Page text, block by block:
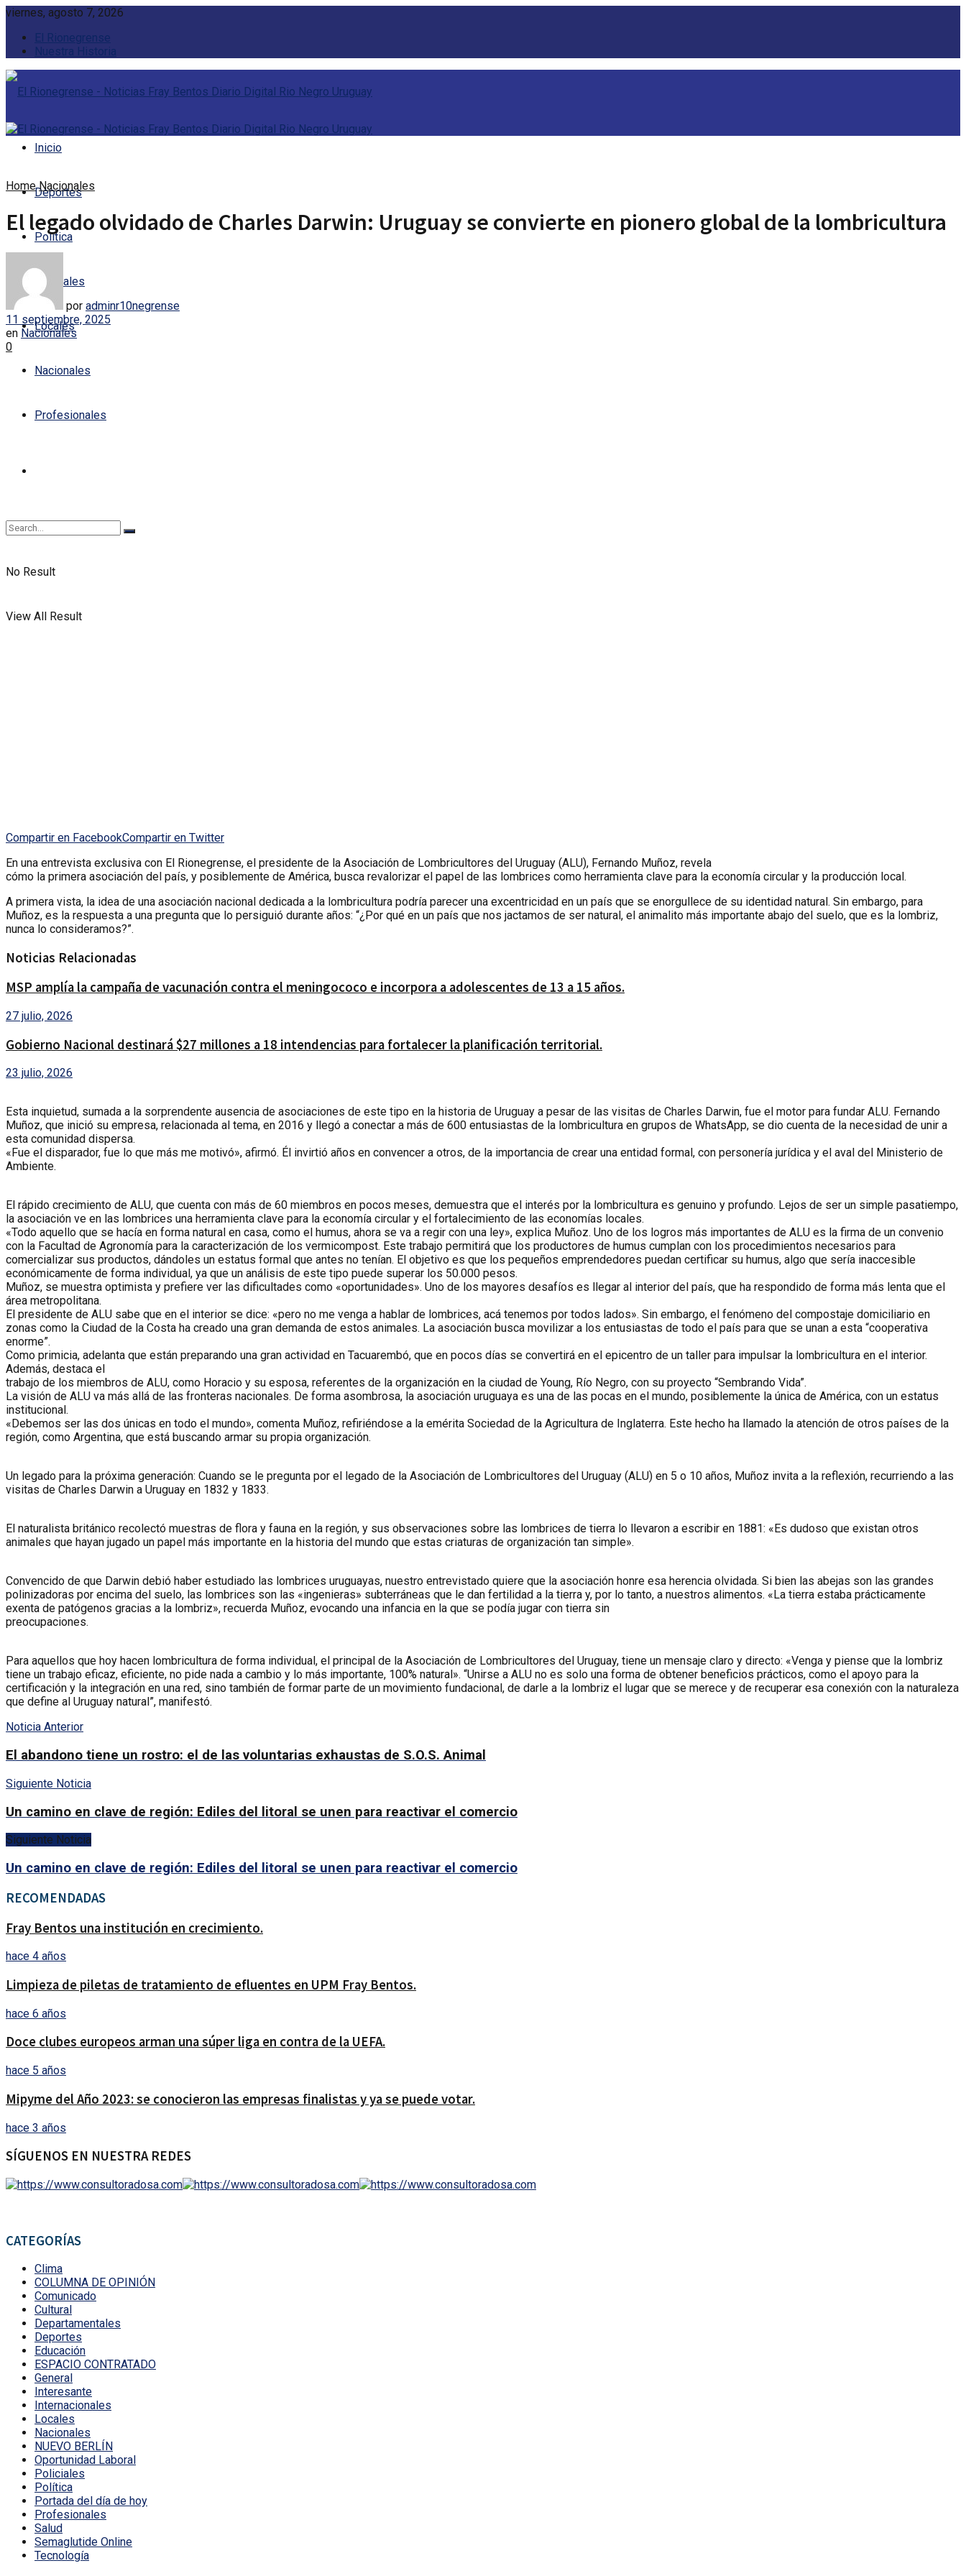
viernes, agosto 7, 2026
El Rionegrense
Nuestra Historia
Inicio
Deportes
Política
Policiales
Locales
Nacionales
Profesionales
No Result
View All Result
Home Nacionales
El legado olvidado de Charles Darwin: Uruguay se convierte en pionero global de la lombricultura
por adminr10negrense
11 septiembre, 2025
en Nacionales
0
Compartir en FacebookCompartir en Twitter
En una entrevista exclusiva con El Rionegrense, el presidente de la Asociación de Lombricultores del Uruguay (ALU), Fernando Muñoz, revela
cómo la primera asociación del país, y posiblemente de América, busca revalorizar el papel de las lombrices como herramienta clave para la economía circular y la producción local.
A primera vista, la idea de una asociación nacional dedicada a la lombricultura podría parecer una excentricidad en un país que se enorgullece de su identidad natural. Sin embargo, para
Muñoz, es la respuesta a una pregunta que lo persiguió durante años: “¿Por qué en un país que nos jactamos de ser natural, el animalito más importante abajo del suelo, que es la lombriz,
nunca lo consideramos?”.
Noticias Relacionadas
MSP amplía la campaña de vacunación contra el meningococo e incorpora a adolescentes de 13 a 15 años.
27 julio, 2026
Gobierno Nacional destinará $27 millones a 18 intendencias para fortalecer la planificación territorial.
23 julio, 2026
Esta inquietud, sumada a la sorprendente ausencia de asociaciones de este tipo en la historia de Uruguay a pesar de las visitas de Charles Darwin, fue el motor para fundar ALU. Fernando
Muñoz, que inició su empresa, relacionada al tema, en 2016 y llegó a conectar a más de 600 entusiastas de la lombricultura en grupos de WhatsApp, se dio cuenta de la necesidad de unir a
esta comunidad dispersa.
«Fue el disparador, fue lo que más me motivó», afirmó. Él invirtió años en convencer a otros, de la importancia de crear una entidad formal, con personería jurídica y el aval del Ministerio de
Ambiente.
El rápido crecimiento de ALU, que cuenta con más de 60 miembros en pocos meses, demuestra que el interés por la lombricultura es genuino y profundo. Lejos de ser un simple pasatiempo,
la asociación ve en las lombrices una herramienta clave para la economía circular y el fortalecimiento de las economías locales.
«Todo aquello que se hacía en forma natural en casa, como el humus, ahora se va a regir con una ley», explica Muñoz. Uno de los logros más importantes de ALU es la firma de un convenio
con la Facultad de Agronomía para la caracterización de los vermicompost. Este trabajo permitirá que los productores de humus cumplan con los procedimientos necesarios para
comercializar sus productos, dándoles un estatus formal que antes no tenían. El objetivo es que los pequeños emprendedores puedan certificar su humus, algo que sería inaccesible
económicamente de forma individual, ya que un análisis de este tipo puede superar los 50.000 pesos.
Muñoz, se muestra optimista y prefiere ver las dificultades como «oportunidades». Uno de los mayores desafíos es llegar al interior del país, que ha respondido de forma más lenta que el
área metropolitana.
El presidente de ALU sabe que en el interior se dice: «pero no me venga a hablar de lombrices, acá tenemos por todos lados». Sin embargo, el fenómeno del compostaje domiciliario en
zonas como la Ciudad de la Costa ha creado una gran demanda de estos animales. La asociación busca movilizar a los entusiastas de todo el país para que se unan a esta “cooperativa
enorme”.
Como primicia, adelanta que están preparando una gran actividad en Tacuarembó, que en pocos días se convertirá en el epicentro de un taller para impulsar la lombricultura en el interior.
Además, destaca el
trabajo de los miembros de ALU, como Horacio y su esposa, referentes de la organización en la ciudad de Young, Río Negro, con su proyecto “Sembrando Vida”.
La visión de ALU va más allá de las fronteras nacionales. De forma asombrosa, la asociación uruguaya es una de las pocas en el mundo, posiblemente la única de América, con un estatus
institucional.
«Debemos ser las dos únicas en todo el mundo», comenta Muñoz, refiriéndose a la emérita Sociedad de la Agricultura de Inglaterra. Este hecho ha llamado la atención de otros países de la
región, como Argentina, que está buscando armar su propia organización.
Un legado para la próxima generación: Cuando se le pregunta por el legado de la Asociación de Lombricultores del Uruguay (ALU) en 5 o 10 años, Muñoz invita a la reflexión, recurriendo a las
visitas de Charles Darwin a Uruguay en 1832 y 1833.
El naturalista británico recolectó muestras de flora y fauna en la región, y sus observaciones sobre las lombrices de tierra lo llevaron a escribir en 1881: «Es dudoso que existan otros
animales que hayan jugado un papel más importante en la historia del mundo que estas criaturas de organización tan simple».
Convencido de que Darwin debió haber estudiado las lombrices uruguayas, nuestro entrevistado quiere que la asociación honre esa herencia olvidada. Si bien las abejas son las grandes
polinizadoras por encima del suelo, las lombrices son las «ingenieras» subterráneas que le dan fertilidad a la tierra y, por lo tanto, a nuestros alimentos. «La tierra estaba prácticamente
exenta de patógenos gracias a la lombriz», recuerda Muñoz, evocando una infancia en la que se podía jugar con tierra sin
preocupaciones.
Para aquellos que hoy hacen lombricultura de forma individual, el principal de la Asociación de Lombricultores del Uruguay, tiene un mensaje claro y directo: «Venga y piense que la lombriz
tiene un trabajo eficaz, eficiente, no pide nada a cambio y lo más importante, 100% natural». “Unirse a ALU no es solo una forma de obtener beneficios prácticos, como el apoyo para la
certificación y la integración en una red, sino también de formar parte de un movimiento fundacional, de darle a la lombriz el lugar que se merece y de recuperar esa conexión con la naturaleza
que define al Uruguay natural”, manifestó.
Noticia Anterior
El abandono tiene un rostro: el de las voluntarias exhaustas de S.O.S. Animal
Siguiente Noticia
Un camino en clave de región: Ediles del litoral se unen para reactivar el comercio
Siguiente Noticia
Un camino en clave de región: Ediles del litoral se unen para reactivar el comercio
RECOMENDADAS
Fray Bentos una institución en crecimiento.
hace 4 años
Limpieza de piletas de tratamiento de efluentes en UPM Fray Bentos.
hace 6 años
Doce clubes europeos arman una súper liga en contra de la UEFA.
hace 5 años
Mipyme del Año 2023: se conocieron las empresas finalistas y ya se puede votar.
hace 3 años
SÍGUENOS EN NUESTRA REDES
CATEGORÍAS
Clima
COLUMNA DE OPINIÓN
Comunicado
Cultural
Departamentales
Deportes
Educación
ESPACIO CONTRATADO
General
Interesante
Internacionales
Locales
Nacionales
NUEVO BERLÍN
Oportunidad Laboral
Policiales
Política
Portada del día de hoy
Profesionales
Salud
Semaglutide Online
Tecnología